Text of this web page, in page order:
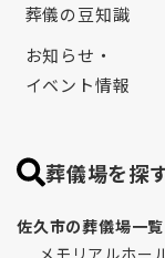
葬儀の豆知識
お知らせ・
イベント情報
葬儀場を探
佐久市の葬儀場一覧
メモリアルホー